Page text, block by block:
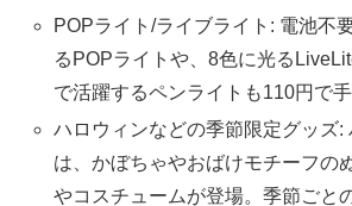
POPライト/ライブライト: 電池不
るPOPライトや、8色に光る
で活躍するペンライトも110円で手
ハロウィンなどの季節限定グッズ:
は、かぼちゃやおばけモチーフの
やコスチュームが登場。季節ごと